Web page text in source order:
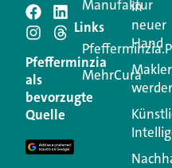
Schreiben
Kommentar
Ihre E-Mail-Adresse wird
Erforderliche Felder
Kommentar
Pfefferminzia
als
bevorzugte
Quelle
Manufaktur
Links
MehrCura
in
neuer
Hand
Makler